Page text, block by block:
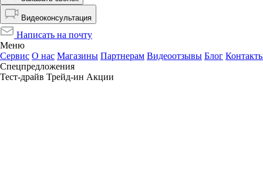
Видеоконсультация
Написать на почту
Меню
Сервис О нас Магазины Партнерам Видеоотзывы Блог
Спецпредложения
Тест-драйв Трейд-ин Акции